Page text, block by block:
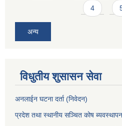
4
अन्य
विधुतीय शुसासन सेवा
अनलाईन घटना दर्ता (निवेदन)
प्रदेश तथा स्थानीय सञ्चित कोष